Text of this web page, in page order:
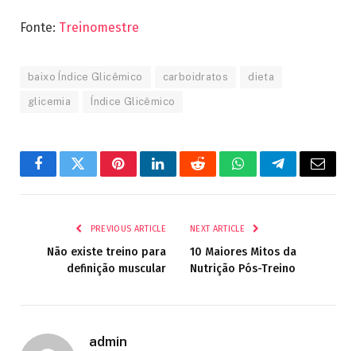
Fonte: Treinomestre
baixo Índice Glicêmico carboidratos dieta
glicemia Índice Glicêmico
FacebookTwitterPinterestLinkedInRedditWhatsAppTelegramEmail
PREVIOUS ARTICLE
Não existe treino para
definição muscular
NEXT ARTICLE
10 Maiores Mitos da
Nutrição Pós-Treino
admin